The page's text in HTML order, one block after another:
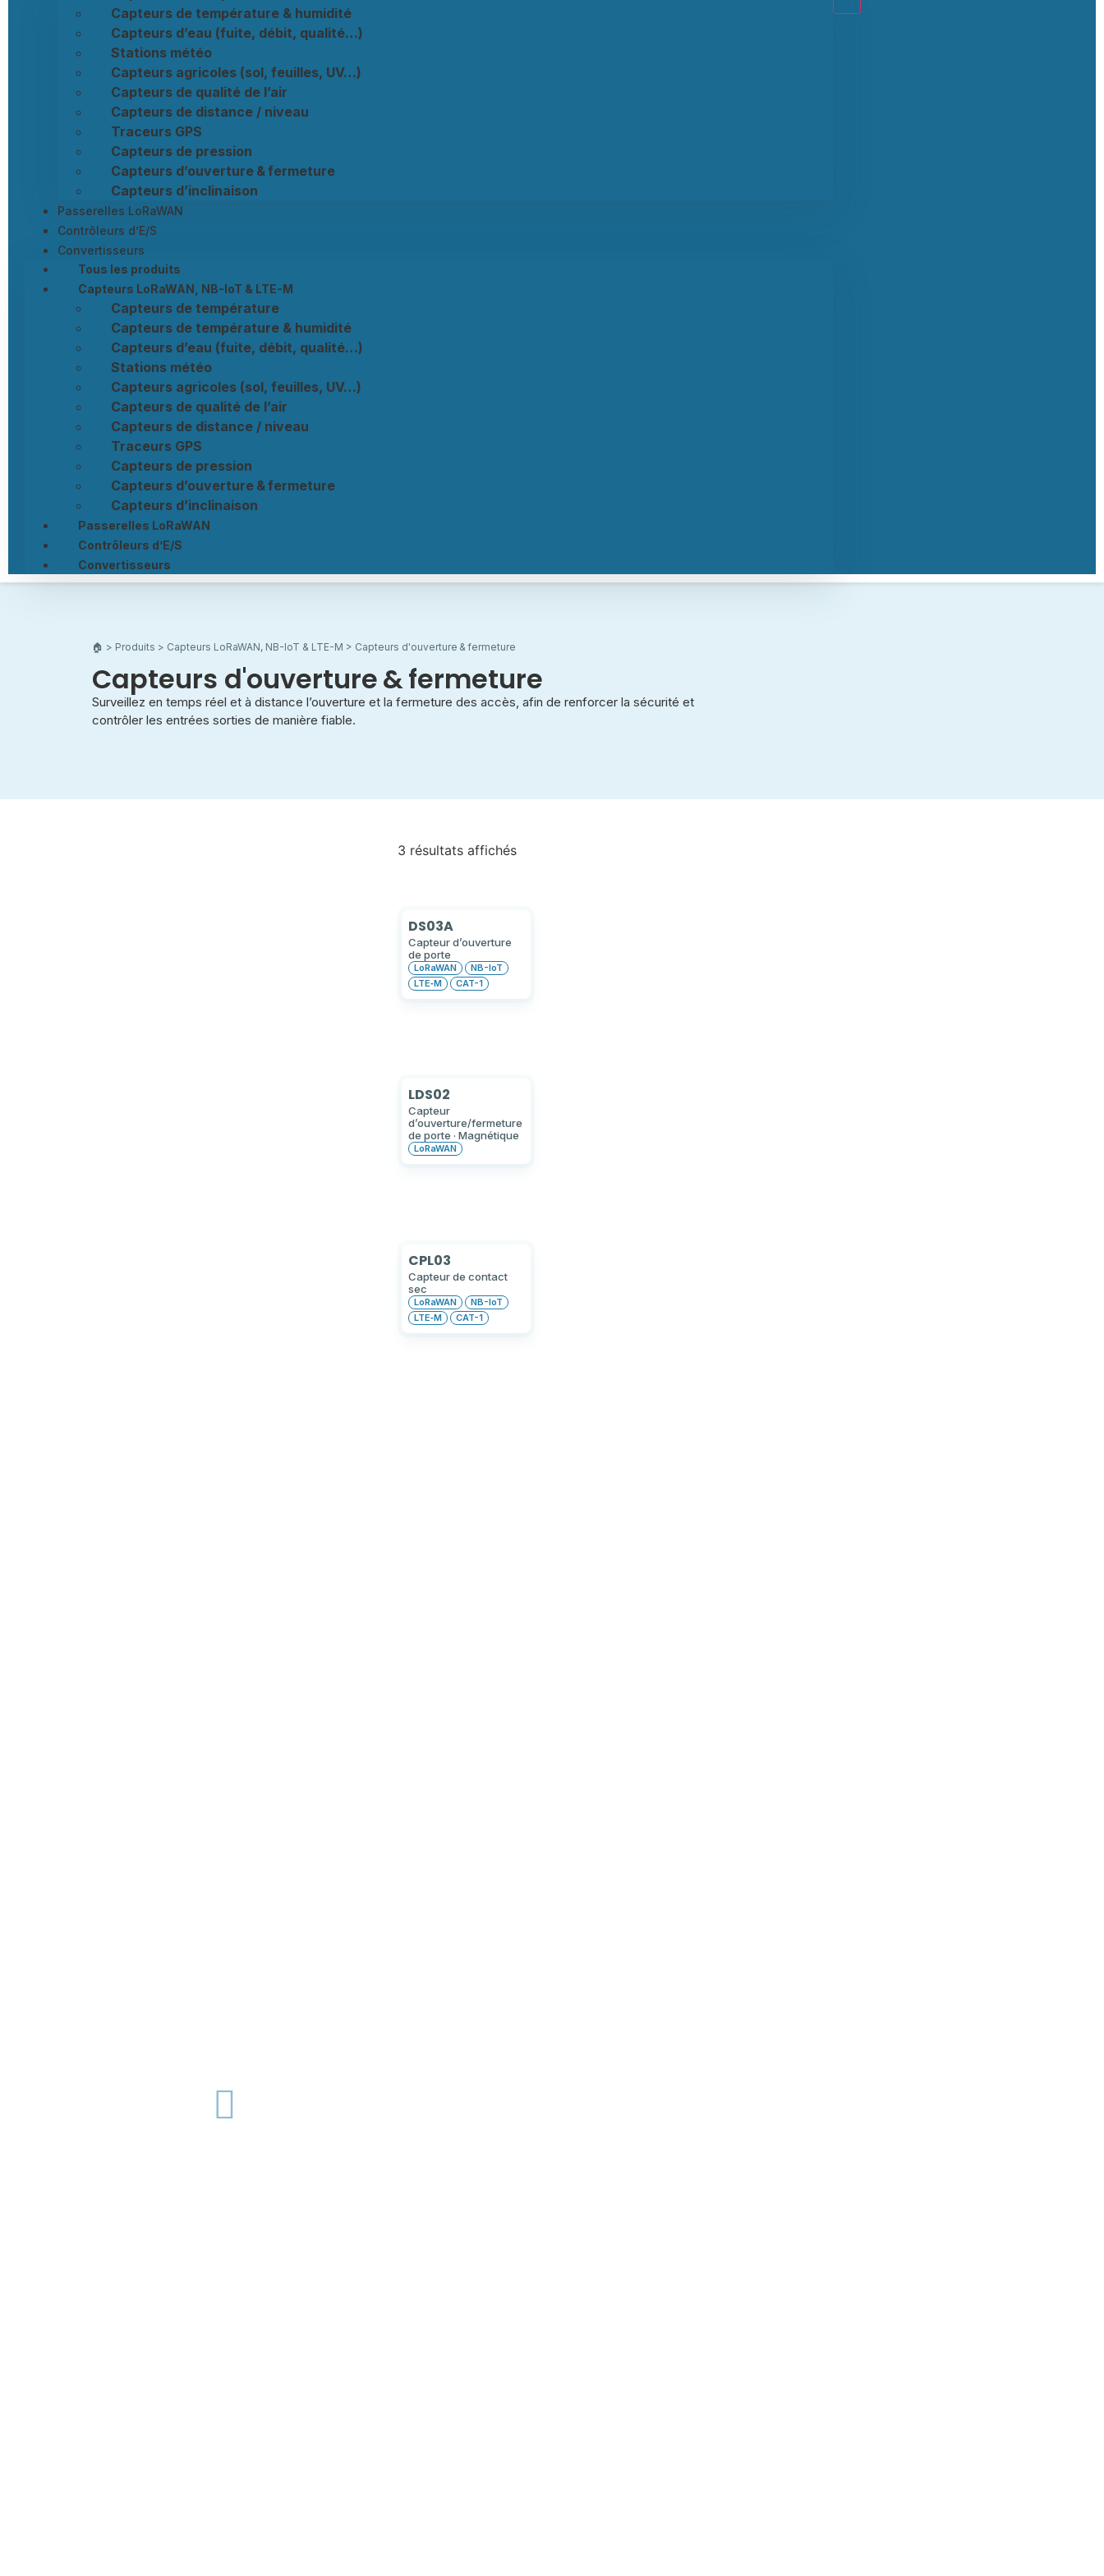
Capteurs de température & humidité
Capteurs d’eau (fuite, débit, qualité…)
Stations météo
Capteurs agricoles (sol, feuilles, UV…)
Capteurs de qualité de l’air
Capteurs de distance / niveau
Traceurs GPS
Capteurs de pression
Capteurs d’ouverture & fermeture
Capteurs d’inclinaison
Passerelles LoRaWAN
Contrôleurs d’E/S
Convertisseurs
Tous les produits
Capteurs LoRaWAN, NB-IoT & LTE-M
Capteurs de température
Capteurs de température & humidité
Capteurs d’eau (fuite, débit, qualité…)
Stations météo
Capteurs agricoles (sol, feuilles, UV…)
Capteurs de qualité de l’air
Capteurs de distance / niveau
Traceurs GPS
Capteurs de pression
Capteurs d’ouverture & fermeture
Capteurs d’inclinaison
Passerelles LoRaWAN
Contrôleurs d’E/S
Convertisseurs
🏠︎ > Produits > Capteurs LoRaWAN, NB-IoT & LTE-M > Capteurs d'ouverture & fermeture
Capteurs d'ouverture & fermeture
Surveillez en temps réel et à distance l’ouverture et la fermeture des accès, afin de renforcer la sécurité et
contrôler les entrées sorties de manière fiable.
3 résultats affichés
Capteur d’ouverture
de porte
LoRaWAN
NB-IoT
LTE‑M
CAT-1
DS03A
Capteur
d’ouverture/fermeture
de porte · Magnétique
LoRaWAN
LDS02
Capteur de contact
sec
LoRaWAN
NB-IoT
LTE‑M
CAT-1
CPL03